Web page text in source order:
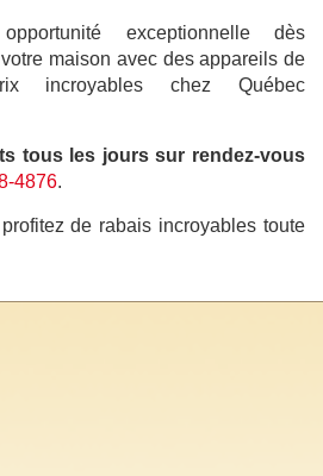
exceptionnelle dès
maison avec des appareils de
incroyables chez Québec
tous les jours sur rendez-vous
4876.
de rabais incroyables toute